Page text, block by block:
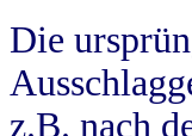
Die
z.B. nach